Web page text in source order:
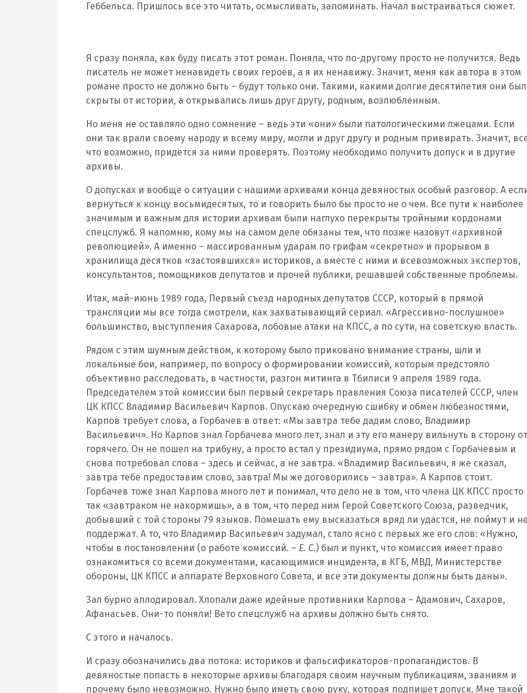
Геббельса. Пришлось все это читать, осмысливать, запоминать. Начал выстраиваться сюжет.
Я сразу поняла, как буду писать этот роман. Поняла, что по-другому просто не получится. Ведь
писатель не может ненавидеть своих героев, а я их ненавижу. Значит, меня как автора в этом
романе просто не должно быть – будут только они. Такими, какими долгие десятилетия они
скрыты от истории, а открывались лишь друг другу, родным, возлюбленным.
Но меня не оставляло одно сомнение – ведь эти «они» были патологическими лжецами. Если
они так врали своему народу и всему миру, могли и друг другу и родным привирать. Значит,
что возможно, придется за ними проверять. Поэтому необходимо получить допуск и в другие
архивы.
О допусках и вообще о ситуации с нашими архивами конца девяностых особый разговор. А
вернуться к концу восьмидесятых, то и говорить было бы просто не о чем. Все пути к наиболее
значимым и важным для истории архивам были наглухо перекрыты тройными кордонами
спецслужб. Я напомню, кому мы на самом деле обязаны тем, что позже назовут «архивной
революцией». А именно – массированным ударам по грифам «секретно» и прорывом в
хранилища десятков «застоявшихся» историков, а вместе с ними и всевозможных экспертов,
консультантов, помощников депутатов и прочей публики, решавшей собственные проблемы.
Итак, май-июнь 1989 года, Первый съезд народных депутатов СССР, который в прямой
трансляции мы все тогда смотрели, как захватывающий сериал. «Агрессивно-послушное»
большинство, выступления Сахарова, лобовые атаки на КПСС, а по сути, на советскую власть.
Рядом с этим шумным действом, к которому было приковано внимание страны, шли и
локальные бои, например, по вопросу о формировании комиссий, которым предстояло
объективно расследовать, в частности, разгон митинга в Тбилиси 9 апреля 1989 года.
Председателем этой комиссии был первый секретарь правления Союза писателей СССР, член
ЦК КПСС Владимир Васильевич Карпов. Опускаю очередную сшибку и обмен любезностями,
Карпов требует слова, а Горбачев в ответ: «Мы завтра тебе дадим слово, Владимир
Васильевич». Но Карпов знал Горбачева много лет, знал и эту его манеру вильнуть в сторону от
горячего. Он не пошел на трибуну, а просто встал у президиума, прямо рядом с Горбачевым и
снова потребовал слова – здесь и сейчас, а не завтра. «Владимир Васильевич, я же сказал,
завтра тебе предоставим слово, завтра! Мы же договорились – завтра». А Карпов стоит.
Горбачев тоже знал Карпова много лет и понимал, что дело не в том, что члена ЦК КПСС просто
так «завтраком не накормишь», а в том, что перед ним Герой Советского Союза, разведчик,
добывший с той стороны 79 языков. Помешать ему высказаться вряд ли удастся, не поймут и
поддержат. А то, что Владимир Васильевич задумал, стало ясно с первых же его слов: «Нужно,
чтобы в постановлении (о работе комиссий. – Е. С.) был и пункт, что комиссия имеет право
ознакомиться со всеми документами, касающимися инцидента, в КГБ, МВД, Министерстве
обороны, ЦК КПСС и аппарате Верховного Совета, и все эти документы должны быть даны».
Зал бурно аплодировал. Хлопали даже идейные противники Карпова – Адамович, Сахаров,
Афанасьев. Они-то поняли! Вето спецслужб на архивы должно быть снято.
С этого и началось.
И сразу обозначились два потока: историков и фальсификаторов-пропагандистов. В
девяностые попасть в некоторые архивы благодаря своим научным публикациям, званиям и
прочему было невозможно. Нужно было иметь свою руку, которая подпишет допуск. Мне такой